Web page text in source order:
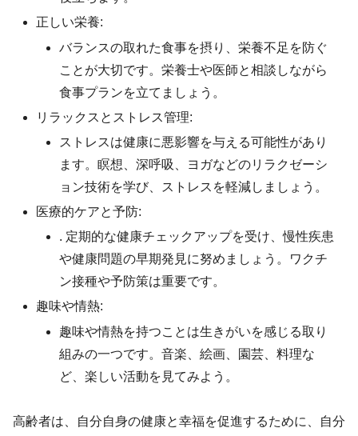
正しい栄養:
バランスの取れた食事を摂り、栄養不足を防ぐ
ことが大切です。栄養士や医師と相談しながら
食事プランを立てましょう。
リラックスとストレス管理:
ストレスは健康に悪影響を与える可能性があり
ます。瞑想、深呼吸、ヨガなどのリラクゼーシ
ョン技術を学び、ストレスを軽減しましょう。
医療的ケアと予防:
. 定期的な健康チェックアップを受け、慢性疾患
や健康問題の早期発見に努めましょう。ワクチ
ン接種や予防策は重要です。
趣味や情熱:
趣味や情熱を持つことは生きがいを感じる取り
組みの一つです。音楽、絵画、園芸、料理な
ど、楽しい活動を見てみよう。
高齢者は、自分自身の健康と幸福を促進するために、自分